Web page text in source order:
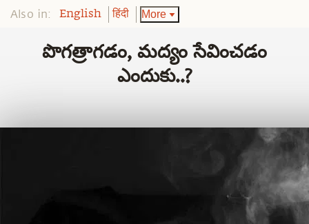
Also in: English हिंदी More
పొగత్రాగడం, మద్యం సేవించడం
ఎందుకు..?